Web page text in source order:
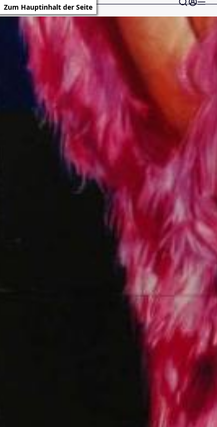
Zum Hauptinhalt der Seite